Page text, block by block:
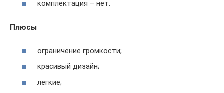
комплектация – нет.
Плюсы
ограничение громкости;
красивый дизайн;
легкие;